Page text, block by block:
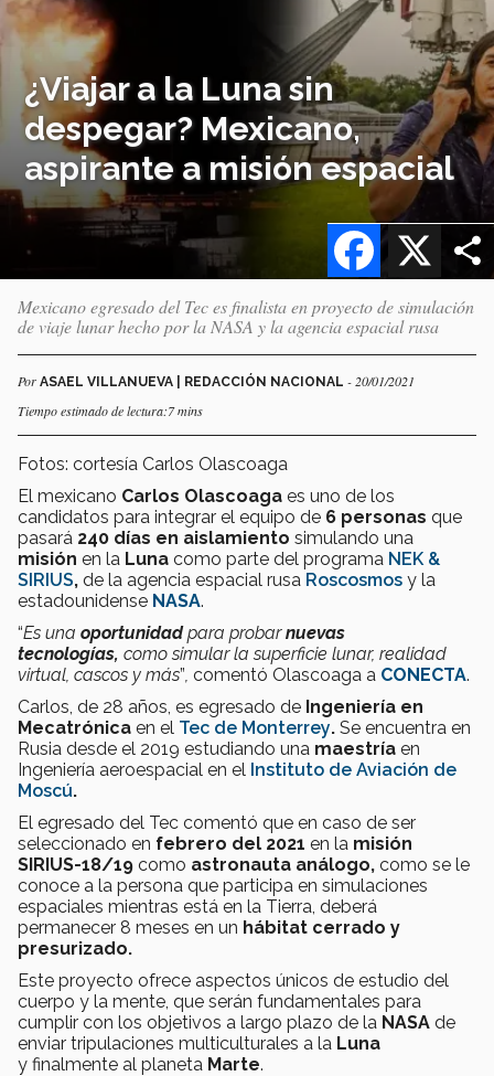
¿Viajar a la Luna sin
despegar? Mexicano,
aspirante a misión espacial
X
Facebook
Mexicano egresado del Tec es finalista en proyecto de simulación
de viaje lunar hecho por la NASA y la agencia espacial rusa
Por ASAEL VILLANUEVA | REDACCIÓN NACIONAL - 20/01/2021
Tiempo estimado de lectura:7 mins
Fotos: cortesía Carlos Olascoaga
El mexicano Carlos Olascoaga es uno de los
candidatos para integrar el equipo de 6 personas que
pasará 240 días en aislamiento simulando una
misión en la Luna como parte del programa NEK &
SIRIUS, de la agencia espacial rusa Roscosmos y la
estadounidense NASA.
“Es una oportunidadpara probarnuevas
tecnologías, como simular la superficie lunar, realidad
virtual, cascos y más” comentó Olascoaga a CONECTA.
Carlos, de 28 años, es egresado de Ingeniería en
Mecatrónica en el Tec de Monterrey. Se encuentra en
Rusia desde el 2019 estudiando una maestría en
Ingeniería aeroespacial en el Instituto de Aviación de
Moscú.
El egresado del Tec comentó que en caso de ser
seleccionado en febrero del 2021 en la misión
SIRIUS-18/19 como astronauta análogo, como se le
conoce a la persona que participa en simulaciones
espaciales mientras está en la Tierra, deberá
permanecer 8 meses en un hábitat cerrado y
presurizado.
Este proyecto ofrece aspectos únicos de estudio del
cuerpo y la mente, que serán fundamentales para
cumplir con los objetivos a largo plazo de la NASA de
enviar tripulaciones multiculturales a la Luna
y finalmente al planeta Marte.